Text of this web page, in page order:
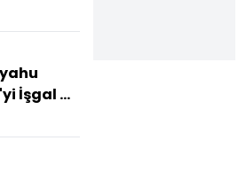
İşgal Mi